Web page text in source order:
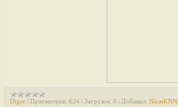
Digər | Просмотров: 624 | Загрузок: 0 | Добавил: NicatKNN